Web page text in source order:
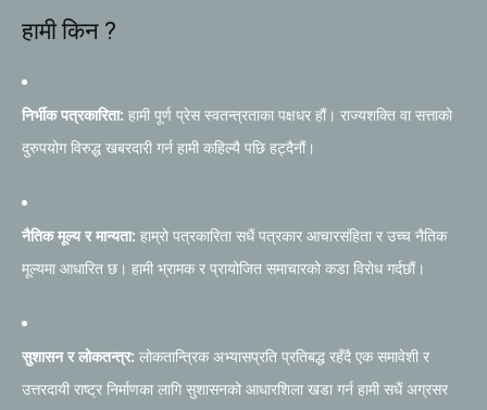
हामी किन ?
निर्भीक पत्रकारिता: हामी पूर्ण प्रेस स्वतन्त्रताका पक्षधर हौं। राज्यशक्ति वा सत्ताको
दुरुपयोग विरुद्ध खबरदारी गर्न हामी कहिल्यै पछि हट्दैनौं।
नैतिक मूल्य र मान्यता: हाम्रो पत्रकारिता सधैं पत्रकार आचारसंहिता र उच्च नैतिक
मूल्यमा आधारित छ। हामी भ्रामक र प्रायोजित समाचारको कडा विरोध गर्दछौं।
सुशासन र लोकतन्त्र: लोकतान्त्रिक अभ्यासप्रति प्रतिबद्ध रहँदै एक समावेशी र
उत्तरदायी राष्ट्र निर्माणका लागि सुशासनको आधारशिला खडा गर्न हामी सधैं अग्रसर